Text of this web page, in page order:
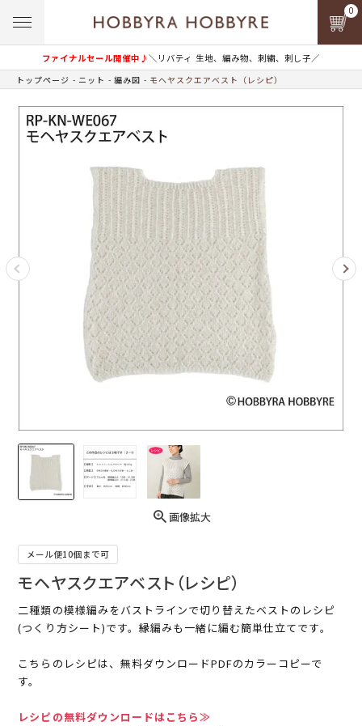
ファイナルセール開催中♪＼リバティ 生地、編み物、刺繍、刺し子／
0
トップページ ニット 編み図 モヘヤスクエアベスト（レシピ）
画像拡大
メール便10個まで可
モヘヤスクエアベスト（レシピ）
二種類の模様編みをバストラインで切り替えたベストのレシピ
(つくり方シート)です。縁編みも一緒に編む簡単仕立てです。
こちらのレシピは、無料ダウンロードPDFのカラーコピーで
す。
レシピの無料ダウンロードはこちら≫